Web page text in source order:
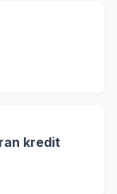
kredit